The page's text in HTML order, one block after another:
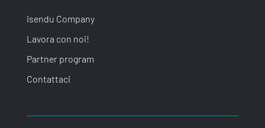
isendu Company
Lavora con noi!
Partner program
Contattaci